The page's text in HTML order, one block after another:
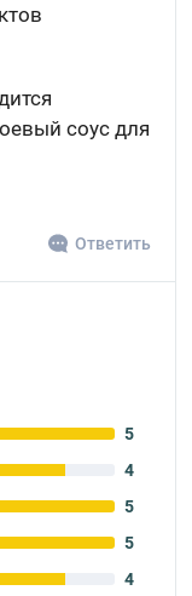
соус для
Ответить
5
4
5
5
4